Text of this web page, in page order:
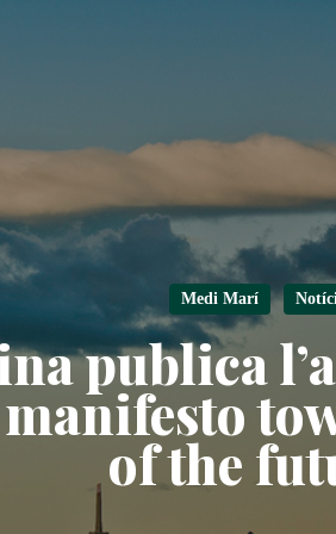
Medi Marí
publica
of the